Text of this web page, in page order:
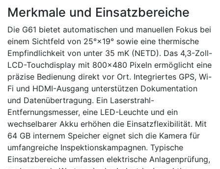
Merkmale und Einsatzbereiche
Die G61 bietet automatischen und manuellen Fokus bei
einem Sichtfeld von 25°×19° sowie eine thermische
Empfindlichkeit von unter 35 mK (NETD). Das 4,3-Zoll-
LCD-Touchdisplay mit 800×480 Pixeln ermöglicht eine
präzise Bedienung direkt vor Ort. Integriertes GPS, Wi-
Fi und HDMI-Ausgang unterstützen Dokumentation
und Datenübertragung. Ein Laserstrahl-
Entfernungsmesser, eine LED-Leuchte und ein
wechselbarer Akku erhöhen die Einsatzflexibilität. Mit
64 GB internem Speicher eignet sich die Kamera für
umfangreiche Inspektionskampagnen. Typische
Einsatzbereiche umfassen elektrische Anlagenprüfung,